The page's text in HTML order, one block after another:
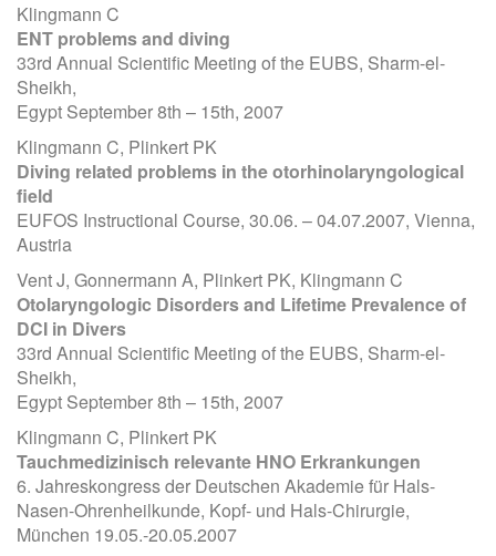
Klingmann C
ENT problems and diving
33rd Annual Scientific Meeting of the EUBS, Sharm-el-
Sheikh,
Egypt September 8th – 15th, 2007
Klingmann C, Plinkert PK
Diving related problems in the otorhinolaryngological
field
EUFOS Instructional Course, 30.06. – 04.07.2007, Vienna,
Austria
Vent J, Gonnermann A, Plinkert PK, Klingmann C
Otolaryngologic Disorders and Lifetime Prevalence of
DCI in Divers
33rd Annual Scientific Meeting of the EUBS, Sharm-el-
Sheikh,
Egypt September 8th – 15th, 2007
Klingmann C, Plinkert PK
Tauchmedizinisch relevante HNO Erkrankungen
6. Jahreskongress der Deutschen Akademie für Hals-
Nasen-Ohrenheilkunde, Kopf- und Hals-Chirurgie,
München 19.05.-20.05.2007